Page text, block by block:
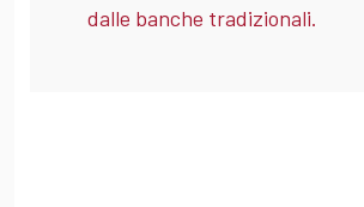
dalle banche tradizionali.